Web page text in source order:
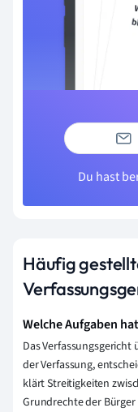
Du hast
Häufig
Welche Aufgaben
Das
der Verfassung,
klärt Streitigkeiten
Grundrechte der